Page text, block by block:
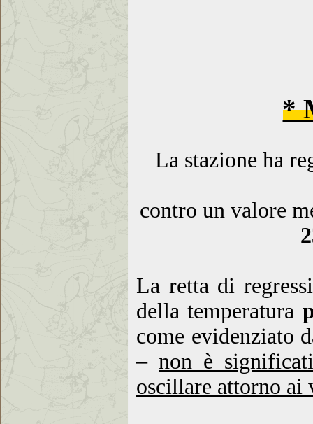
*
La stazione ha
contro un valore
La retta di
della temperatura
come evidenziato
– non è
oscillare attorno